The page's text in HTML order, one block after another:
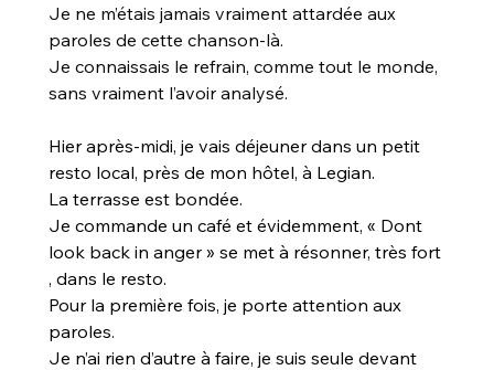
Je ne m’étais jamais vraiment attardée aux
paroles de cette chanson-là.
Je connaissais le refrain, comme tout le monde,
sans vraiment l’avoir analysé.
Hier après-midi, je vais déjeuner dans un petit
resto local, près de mon hôtel, à Legian.
La terrasse est bondée.
Je commande un café et évidemment, « Dont
look back in anger » se met à résonner, très fort
, dans le resto.
Pour la première fois, je porte attention aux
paroles.
Je n’ai rien d’autre à faire, je suis seule devant